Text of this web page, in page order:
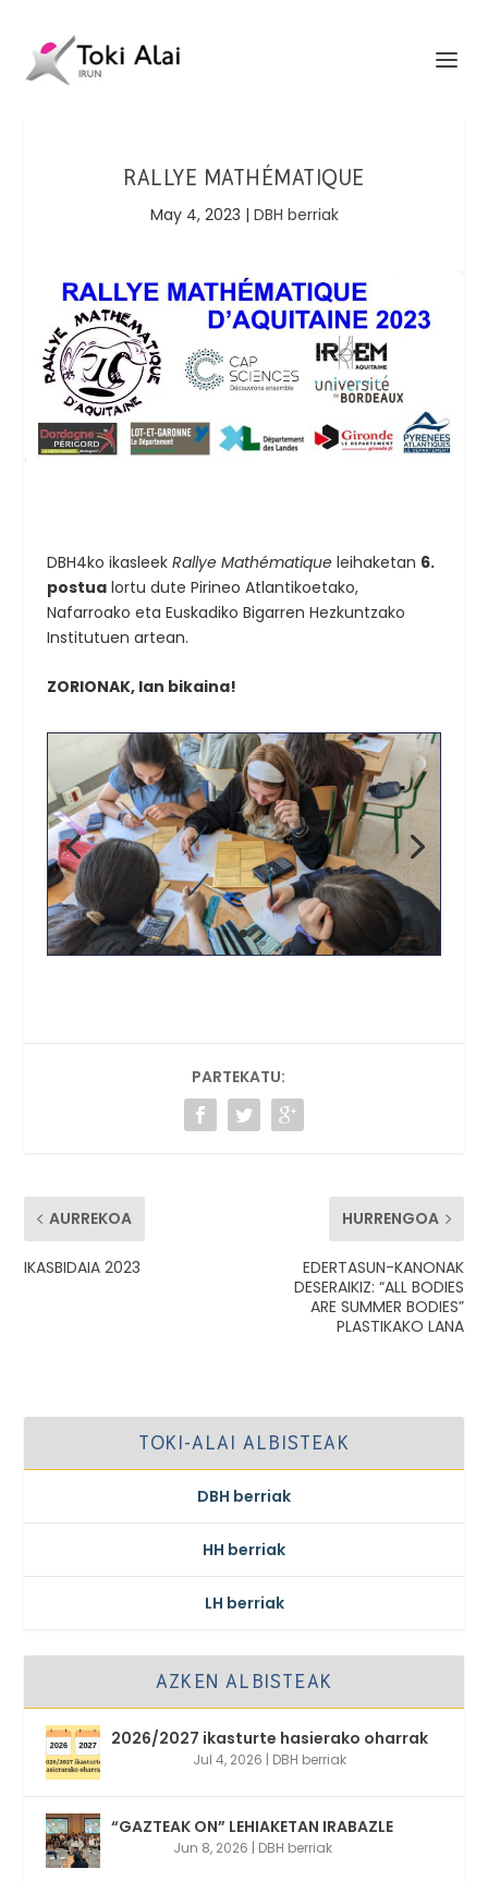
RALLYE MATHÉMATIQUE
May 4, 2023 | DBH berriak
DBH4ko ikasleek Rallye Mathématiqueleihaketan 6.
postualortu dute Pirineo Atlantikoetako,
Nafarroako eta Euskadiko Bigarren Hezkuntzako
Institutuen artean.
ZORIONAK, lan bikaina!
PARTEKATU:
AURREKOA
IKASBIDAIA 2023
HURRENGOA
EDERTASUN-KANONAK
DESERAIKIZ: “ALL BODIES
ARE SUMMER BODIES”
PLASTIKAKO LANA
TOKI-ALAI ALBISTEAK
DBH berriak
HH berriak
LH berriak
AZKEN ALBISTEAK
2026/2027 ikasturte hasierako oharrak
Jul 4, 2026 | DBH berriak
“GAZTEAK ON” LEHIAKETAN IRABAZLE
Jun 8, 2026 | DBH berriak